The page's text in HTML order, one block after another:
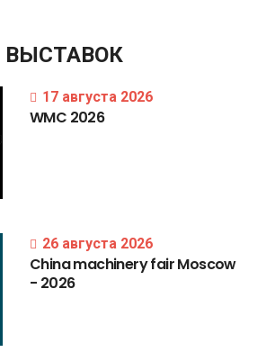
ВЫСТАВОК
17 августа 2026
WMC 2026
26 августа 2026
ChinamachineryfairMoscow
- 2026